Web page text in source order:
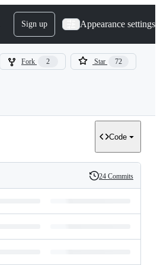
Sign up Appearance settings
Fork 2 Star 72
Code
History
24 Commits